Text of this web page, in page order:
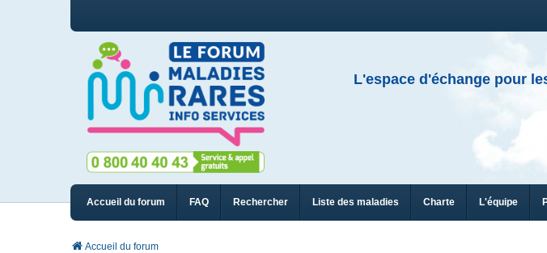
L'espace d'échange pour
Accueil du forum FAQ Rechercher Liste des maladies Charte L'équipe
Accueil du forum